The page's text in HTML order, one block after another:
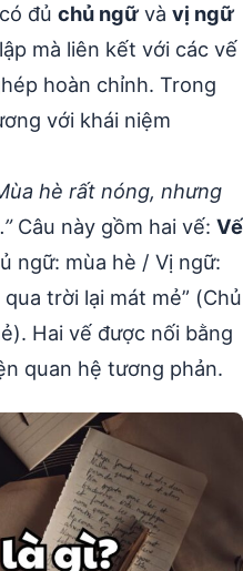
đủ chủ ngữ và vị ngữ
mà liên kết với các vế
hoàn chỉnh. Trong
với khái niệm
hè rất nóng, nhưng
Câu này gồm hai vế: Vế
ngữ: mùa hè / Vị ngữ:
trời lại mát mẻ” (Chủ
Hai vế được nối bằng
quan hệ tương phản.